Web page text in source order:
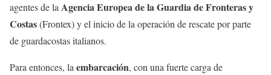
agentes de la Agencia Europea de la Guardia de Fronteras y
Costas(Frontex) y el inicio de la operación de rescate por parte
de guardacostas italianos.
Para entonces, la embarcación, con una fuerte carga de